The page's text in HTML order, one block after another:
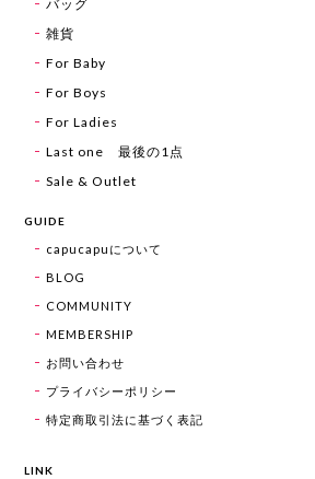
バッグ
雑貨
For Baby
For Boys
For Ladies
Last one 最後の1点
Sale & Outlet
GUIDE
capucapuについて
BLOG
COMMUNITY
MEMBERSHIP
お問い合わせ
プライバシーポリシー
特定商取引法に基づく表記
LINK